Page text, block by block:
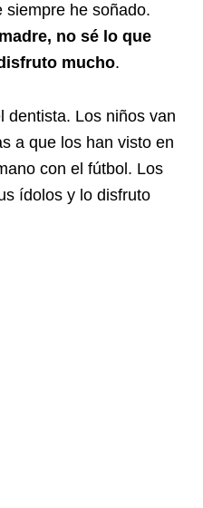
siempre he soñado.
no sé lo que
mucho.
dentista. Los niños van
a que los han visto en
con el fútbol. Los
ídolos y lo disfruto